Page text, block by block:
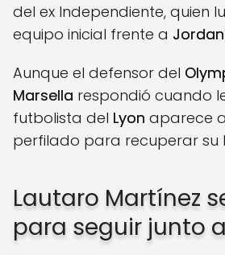
del ex Independiente, quien
equipo inicial frente a
Aunque el defensor del
Marsella respondió cuando
futbolista del Lyon aparece
perfilado para recuperar su
Lautaro Martínez
para seguir junto